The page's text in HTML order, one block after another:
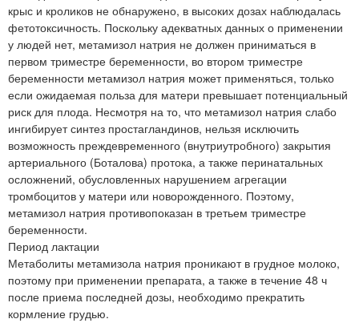
крыс и кроликов не обнаружено, в высоких дозах наблюдалась
фетотоксичность. Поскольку адекватных данных о применении
у людей нет, метамизол натрия не должен приниматься в
первом триместре беременности, во втором триместре
беременности метамизол натрия может применяться, только
если ожидаемая польза для матери превышает потенциальный
риск для плода. Несмотря на то, что метамизол натрия слабо
ингибирует синтез простагландинов, нельзя исключить
возможность преждевременного (внутриутробного) закрытия
артериального (Боталова) протока, а также перинатальных
осложнений, обусловленных нарушением агрегации
тромбоцитов у матери или новорожденного. Поэтому,
метамизол натрия противопоказан в третьем триместре
беременности.
Период лактации
Метаболиты метамизола натрия проникают в грудное молоко,
поэтому при применении препарата, а также в течение 48 ч
после приема последней дозы, необходимо прекратить
кормление грудью.